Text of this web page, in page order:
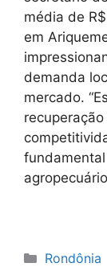
média de
em
demanda
mercado.
Categorias
Rondônia